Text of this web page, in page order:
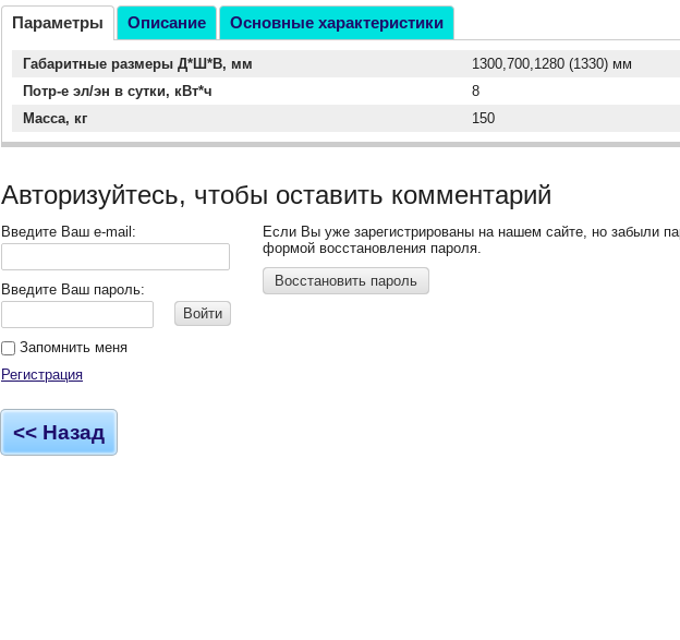
Параметры Описание Основные характеристики
Габаритные размеры Д*Ш*В, мм
1300,700,1280 (1330) мм
Потр-е эл/эн в сутки, кВт*ч
8
Масса, кг
150
Авторизуйтесь, чтобы оставить комментарий
Введите Ваш e-mail:
Введите Ваш пароль:
Войти
Запомнить меня
Регистрация
Если Вы уже зарегистрированы на нашем сайте, но забыли
формой восстановления пароля.
Восстановить пароль
<< Назад